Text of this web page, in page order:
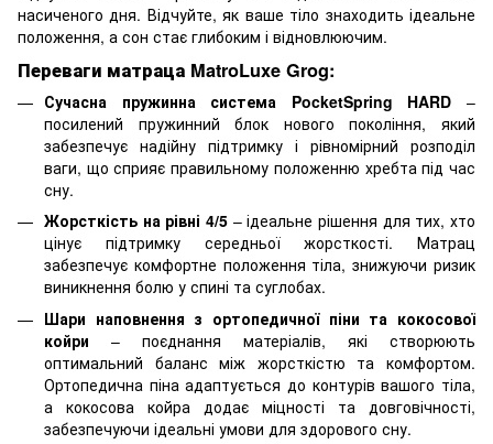
насиченого дня. Відчуйте, як ваше тіло знаходить ідеальне
положення, а сон стає глибоким і відновлюючим.
Переваги матраца MatroLuxe Grog:
Сучасна пружинна система PocketSpring HARD –
посилений пружинний блок нового покоління, який
забезпечує надійну підтримку і рівномірний розподіл
ваги, що сприяє правильному положенню хребта під час
сну.
Жорсткість на рівні 4/5 – ідеальне рішення для тих, хто
цінує підтримку середньої жорсткості. Матрац
забезпечує комфортне положення тіла, знижуючи ризик
виникнення болю у спині та суглобах.
Шари наповнення з ортопедичної піни та кокосової
койри – поєднання матеріалів, які створюють
оптимальний баланс між жорсткістю та комфортом.
Ортопедична піна адаптується до контурів вашого тіла,
а кокосова койра додає міцності та довговічності,
забезпечуючи ідеальні умови для здорового сну.